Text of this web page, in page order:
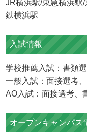
JR横浜駅/東急横浜駅
鉄横浜駅
入試情報
学校推薦入試：書類
一般入試：面接選考
AO入試：面接選考、
オープンキャンパス